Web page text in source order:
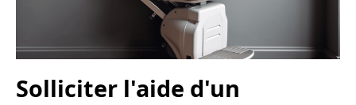
Solliciter l'aide d'un